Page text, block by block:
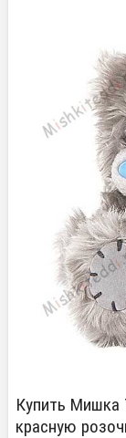
Купить
красную